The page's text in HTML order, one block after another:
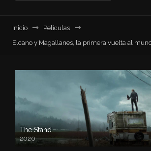
Inicio
Películas
Elcano y Magallanes, la primera vuelta al
The Stand
2020